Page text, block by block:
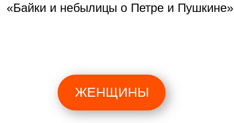
«Байки и небылицы о Петре и Пушкине»
ЖЕНЩИНЫ